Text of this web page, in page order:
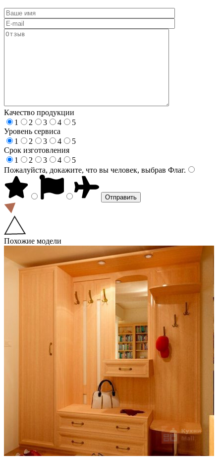
Качество продукции
1
2 3 4
5
Уровень сервиса
1
2 3 4
5
Срок изготовления
1
2 3 4
5
Пожалуйста, докажите, что вы человек, выбрав Флаг.
Похожие модели